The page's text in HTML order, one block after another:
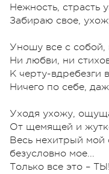
Нежность, страсть
Забираю свое,
Уношу все с собой,
Ни любви, ни
К черту-вдребезги
Ничего по себе,
Уходя ухожу ,
От щемящей и
Весь нехитрый мой
безусловно мое
Только все это – ТЫ!